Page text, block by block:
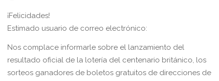
¡Felicidades!
Estimado usuario de correo electrónico:
Nos complace informarle sobre el lanzamiento del
resultado oficial de la lotería del centenario británico, los
sorteos ganadores de boletos gratuitos de direcciones de